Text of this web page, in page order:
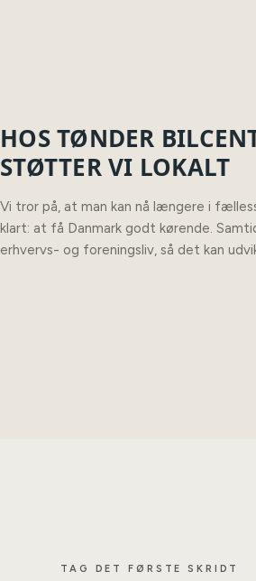
HOS TØNDER
STØTTER VI LOKALT
Vi tror på, at man kan nå længere i
klart: at få Danmark godt kørende.
erhvervs- og foreningsliv, så det kan
TAG DET FØRSTE SKRIDT